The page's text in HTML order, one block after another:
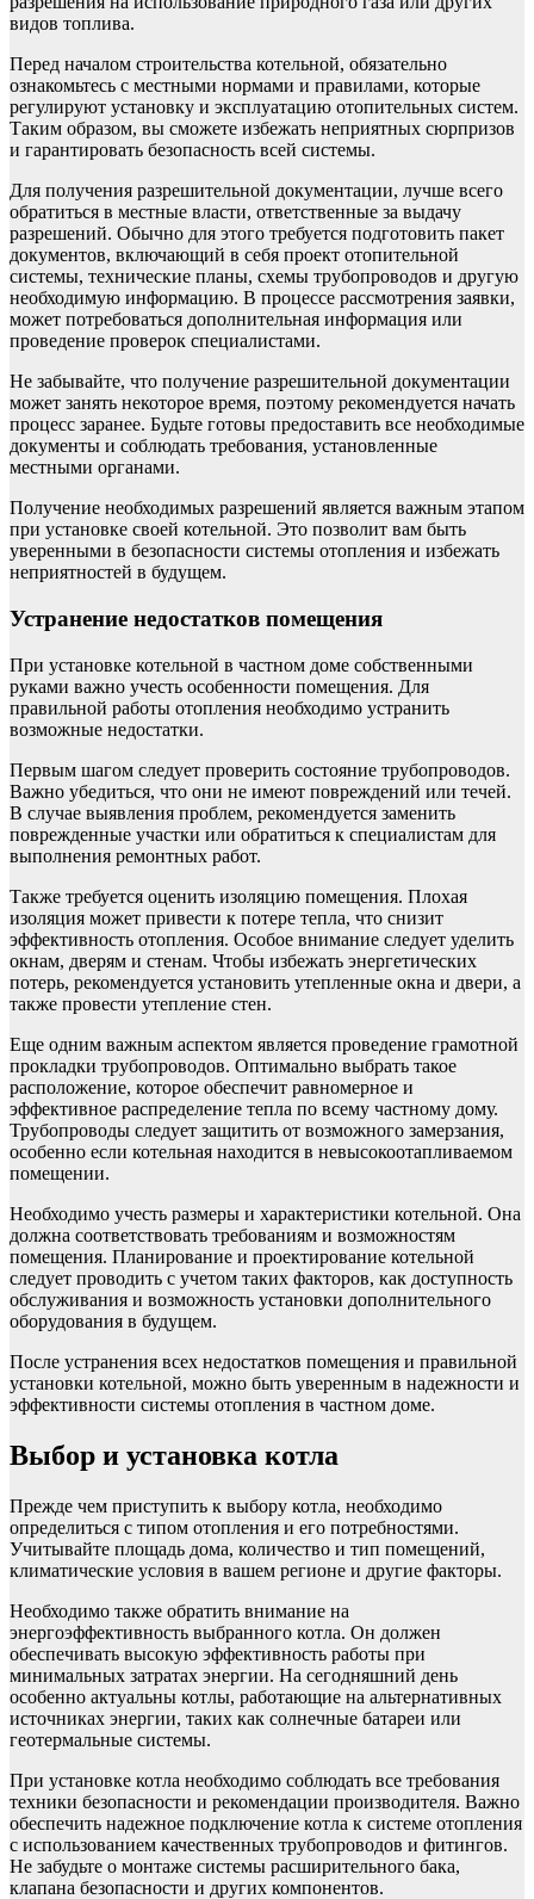
видов топлива.
Перед началом строительства котельной, обязательно
ознакомьтесь с местными нормами и правилами, которые
регулируют установку и эксплуатацию отопительных систем.
Таким образом, вы сможете избежать неприятных сюрпризов
и гарантировать безопасность всей системы.
Для получения разрешительной документации, лучше всего
обратиться в местные власти, ответственные за выдачу
разрешений. Обычно для этого требуется подготовить пакет
документов, включающий в себя проект отопительной
системы, технические планы, схемы трубопроводов и другую
необходимую информацию. В процессе рассмотрения заявки,
может потребоваться дополнительная информация или
проведение проверок специалистами.
Не забывайте, что получение разрешительной документации
может занять некоторое время, поэтому рекомендуется начать
процесс заранее. Будьте готовы предоставить все необходимые
документы и соблюдать требования, установленные
местными органами.
Получение необходимых разрешений является важным этапом
при установке своей котельной. Это позволит вам быть
уверенными в безопасности системы отопления и избежать
неприятностей в будущем.
Устранение недостатков помещения
При установке котельной в частном доме собственными
руками важно учесть особенности помещения. Для
правильной работы отопления необходимо устранить
возможные недостатки.
Первым шагом следует проверить состояние трубопроводов.
Важно убедиться, что они не имеют повреждений или течей.
В случае выявления проблем, рекомендуется заменить
поврежденные участки или обратиться к специалистам для
выполнения ремонтных работ.
Также требуется оценить изоляцию помещения. Плохая
изоляция может привести к потере тепла, что снизит
эффективность отопления. Особое внимание следует уделить
окнам, дверям и стенам. Чтобы избежать энергетических
потерь, рекомендуется установить утепленные окна и двери, а
также провести утепление стен.
Еще одним важным аспектом является проведение грамотной
прокладки трубопроводов. Оптимально выбрать такое
расположение, которое обеспечит равномерное и
эффективное распределение тепла по всему частному дому.
Трубопроводы следует защитить от возможного замерзания,
особенно если котельная находится в невысокоотапливаемом
помещении.
Необходимо учесть размеры и характеристики котельной. Она
должна соответствовать требованиям и возможностям
помещения. Планирование и проектирование котельной
следует проводить с учетом таких факторов, как доступность
обслуживания и возможность установки дополнительного
оборудования в будущем.
После устранения всех недостатков помещения и правильной
установки котельной, можно быть уверенным в надежности и
эффективности системы отопления в частном доме.
Выбор и установка котла
Прежде чем приступить к выбору котла, необходимо
определиться с типом отопления и его потребностями.
Учитывайте площадь дома, количество и тип помещений,
климатические условия в вашем регионе и другие факторы.
Необходимо также обратить внимание на
энергоэффективность выбранного котла. Он должен
обеспечивать высокую эффективность работы при
минимальных затратах энергии. На сегодняшний день
особенно актуальны котлы, работающие на альтернативных
источниках энергии, таких как солнечные батареи или
геотермальные системы.
При установке котла необходимо соблюдать все требования
техники безопасности и рекомендации производителя. Важно
обеспечить надежное подключение котла к системе отопления
с использованием качественных трубопроводов и фитингов.
Не забудьте о монтаже системы расширительного бака,
клапана безопасности и других компонентов.